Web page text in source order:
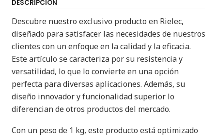
DESCRIPCIÓN
Descubre nuestro exclusivo producto en Rielec,
diseñado para satisfacer las necesidades de nuestros
clientes con un enfoque en la calidad y la eficacia.
Este artículo se caracteriza por su resistencia y
versatilidad, lo que lo convierte en una opción
perfecta para diversas aplicaciones. Además, su
diseño innovador y funcionalidad superior lo
diferencian de otros productos del mercado.
Con un peso de 1 kg, este producto está optimizado